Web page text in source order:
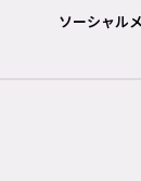
ソーシャル